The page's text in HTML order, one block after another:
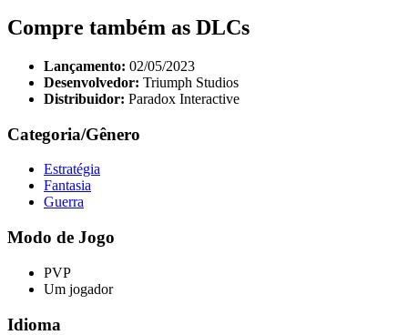
Compre também as DLCs
Lançamento: 02/05/2023
Desenvolvedor: Triumph Studios
Distribuidor: Paradox Interactive
Categoria/Gênero
Estratégia
Fantasia
Guerra
Modo de Jogo
PVP
Um jogador
Idioma